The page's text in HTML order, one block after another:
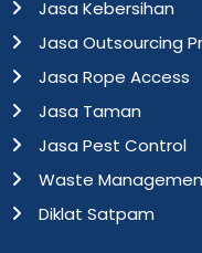
Jasa Kebersihan
Jasa Outsourcing
Jasa Rope Access
Jasa Taman
Jasa Pest Control
Waste
Diklat Satpam